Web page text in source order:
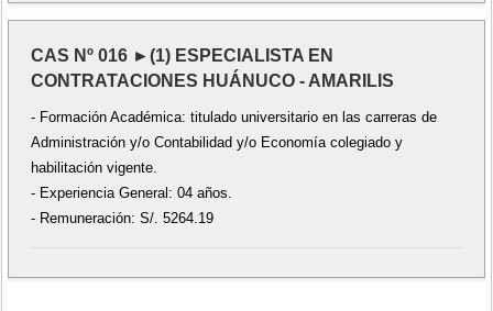
CAS Nº 016 ►(1) ESPECIALISTA EN
CONTRATACIONES HUÁNUCO - AMARILIS
- Formación Académica: titulado universitario en las carreras de
Administración y/o Contabilidad y/o Economía colegiado y
habilitación vigente.
- Experiencia General: 04 años.
- Remuneración: S/. 5264.19